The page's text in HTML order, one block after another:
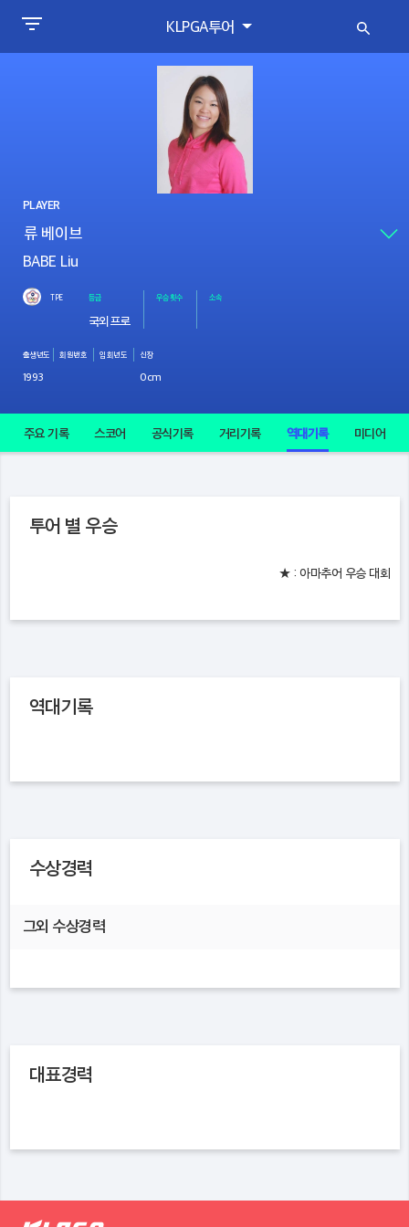
KLPGA투어
PLAYER
BABE Liu
TPE 등급
국외프로
우승횟수 소속
출생년도
1993
회원번호 입회년도 신장
0cm
주요 기록 스코어 공식기록 거리기록 역대기록 미디어
투어 별 우승
★ : 아마추어 우승 대회
역대기록
수상경력
그외 수상경력
대표경력